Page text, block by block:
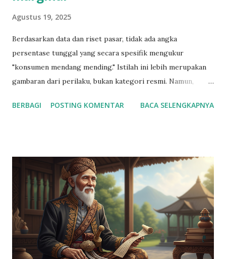
Agustus 19, 2025
Berdasarkan data dan riset pasar, tidak ada angka
persentase tunggal yang secara spesifik mengukur
"konsumen mendang mending." Istilah ini lebih merupakan
gambaran dari perilaku, bukan kategori resmi. Namun,
Indonesia memiliki mentalitas "mendang mending" atau
Kantar, dan berbagai lembaga survei lokal: Lebih dari 50%
Konsumen Indonesia Sensitif Harga: Sebagian besar
konsumen aktif membandingkan harga, mencari diskon, dan
mempertimbangkan nilai (kualitas vs. harga) sebelum
membeli. Generasi Muda Sangat Pragmatis: Generasi Z dan
Milenial, yang merupakan target utama layanan digital,
dikenal sangat cermat dalam membelanjakan uang mereka.
BERBAGI POSTING KOMENTAR BACA SELENGKAPNYA